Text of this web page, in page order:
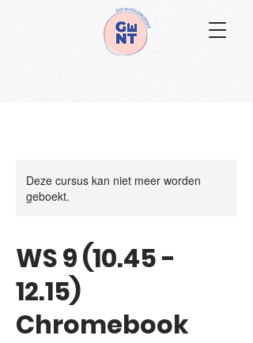
Deze cursus kan niet meer worden
geboekt.
WS 9 (10.45 -
12.15)
Chromebook